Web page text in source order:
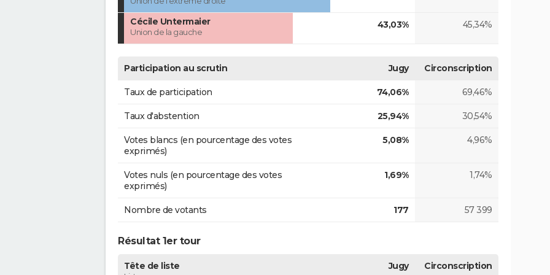
Cécile Untermaier
Union de la gauche
43,03% 45,34%
Participation au scrutin Jugy Circonscription
Taux de participation 74,06% 69,46%
Taux d'abstention 25,94% 30,54%
Votes blancs (en pourcentage des votes
exprimés)
5,08% 4,96%
Votes nuls (en pourcentage des votes
exprimés)
1,69% 1,74%
Nombre de votants 177 57 399
Résultat 1er tour
Tête de liste Jugy Circonscription